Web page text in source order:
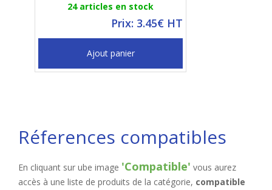
24 articles en stock
Prix: 3.45€ HT
Ajout panier
Réferences compatibles
En cliquant sur ube image 'Compatible' vous aurez
accès à une liste de produits de la catégorie, compatible